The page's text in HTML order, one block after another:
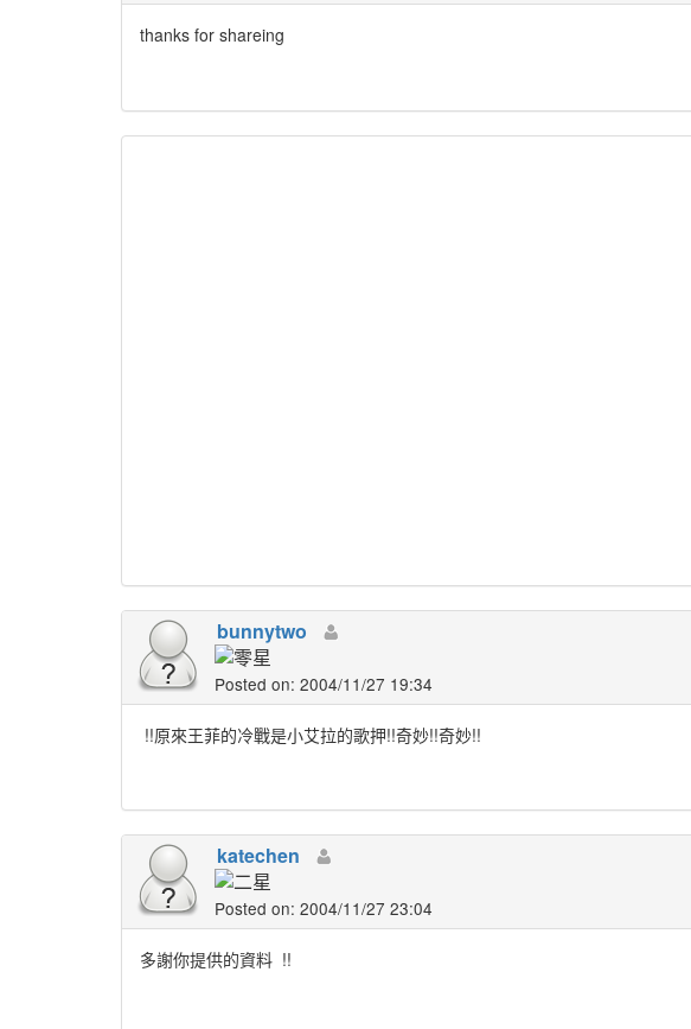
thanks for shareing
bunnytwo
Posted on: 2004/11/27 19:34
!!原來王菲的冷戰是小艾拉的歌押!!奇妙!!奇妙!!
katechen
Posted on: 2004/11/27 23:04
多謝你提供的資料 !!